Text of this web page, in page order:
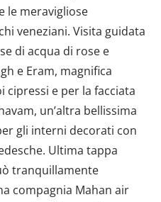
le meravigliose
veneziani. Visita guidata
di acqua di rose e
e Eram, magnifica
cipressi e per la facciata
un’altra bellissima
gli interni decorati con
Ultima tappa
tranquillamente
compagnia Mahan air